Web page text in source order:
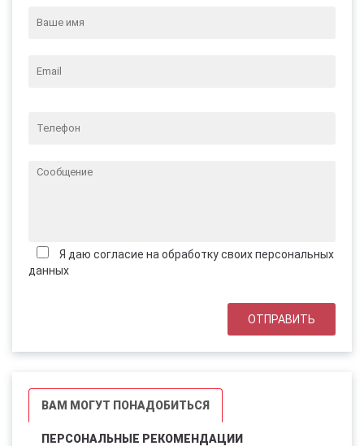
Я даю согласие на обработку своих персональных
данных
ВАМ МОГУТ ПОНАДОБИТЬСЯ
ПЕРСОНАЛЬНЫЕ РЕКОМЕНДАЦИИ